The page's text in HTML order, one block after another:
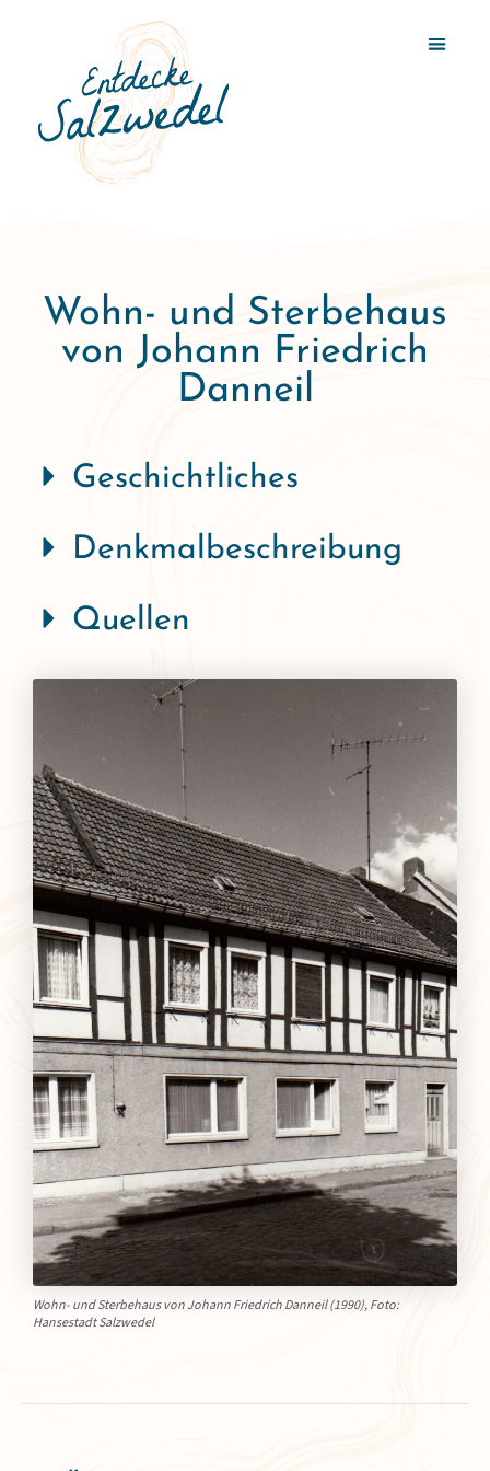
Wohn- und Sterbehaus
von Johann Friedrich
Danneil
Wohn- und Sterbehaus von Johann Friedrich Danneil (1990), Foto:
Hansestadt Salzwedel
Geschichtliches
Denkmalbeschreibung
Quellen